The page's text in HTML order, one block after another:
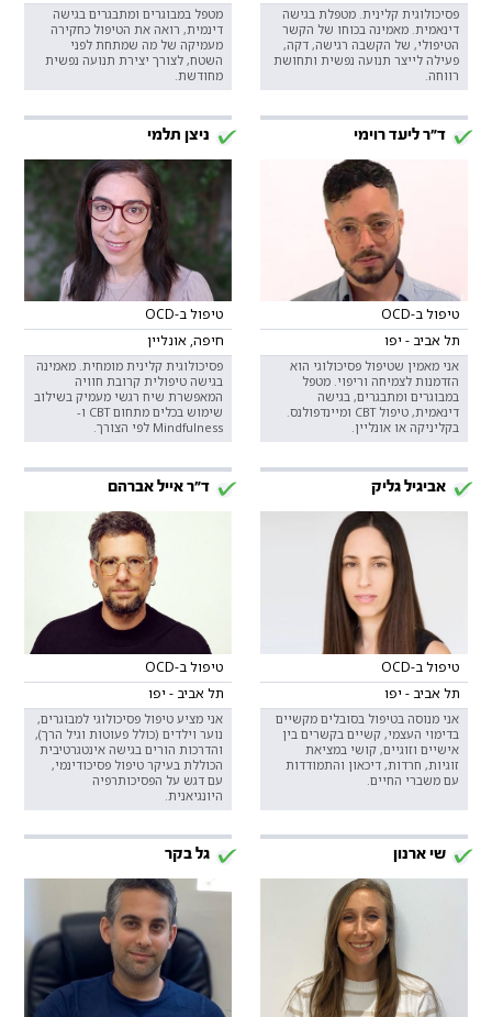
פסיכולוגית קלינית. מטפלת בגישה
דינאמית. מאמינה בכוחו של הקשר
הטיפולי, של הקשבה רגישה, דקה,
פעילה לייצר תנועה נפשית ותחושת
רווחה.
מטפל במבוגרים ומתבגרים בגישה
דינמית, רואה את הטיפול כחקירה
מעמיקה של מה שמתחת לפני
השטח, לצורך יצירת תנועה נפשית
מחודשת.
ד"ר ליעד רוימי
טיפול ב-OCD
תל אביב - יפו
אני מאמין שטיפול פסיכולוגי הוא
הזדמנות לצמיחה וריפוי. מטפל
במבוגרים ומתבגרים, בגישה
דינאמית, טיפול CBT ומיינדפולנס.
בקליניקה או אונליין.
ניצן תלמי
טיפול ב-OCD
חיפה, אונליין
פסיכולוגית קלינית מומחית. מאמינה
בגישה טיפולית קרובת חוויה
המאפשרת שיח רגשי מעמיק בשילוב
שימוש בכלים מתחום CBT ו-
Mindfulness לפי הצורך.
אביגיל גליק
טיפול ב-OCD
תל אביב - יפו
אני מנוסה בטיפול בסובלים מקשיים
בדימוי העצמי, קשיים בקשרים בין
אישיים וזוגיים, קושי במציאת
זוגיות, חרדות, דיכאון והתמודדות
עם משברי החיים.
ד"ר אייל אברהם
טיפול ב-OCD
תל אביב - יפו
אני מציע טיפול פסיכולוגי למבוגרים,
נוער וילדים (כולל פעוטות וגיל הרך),
והדרכות הורים בגישה אינטגרטיבית
הכוללת בעיקר טיפול פסיכודינמי,
עם דגש על הפסיכותרפיה
היונגיאנית.
שי ארנון גל בקר